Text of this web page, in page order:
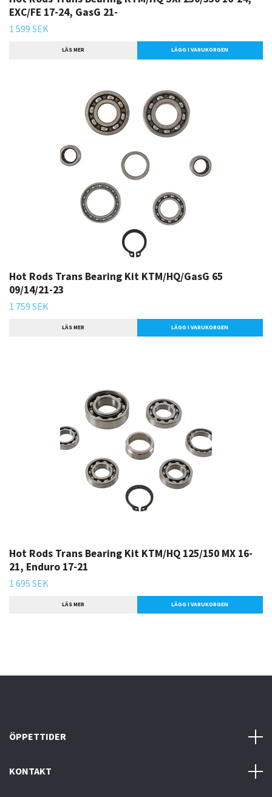
EXC/FE 17-24, GasG 21-
1 599 SEK
LÄS MER
Hot Rods Trans Bearing Kit KTM/HQ/GasG 65
09/14/21-23
1 759 SEK
LÄS MER
Hot Rods Trans Bearing Kit KTM/HQ 125/150 MX 16-
21, Enduro 17-21
1 695 SEK
LÄS MER
ÖPPETTIDER
KONTAKT